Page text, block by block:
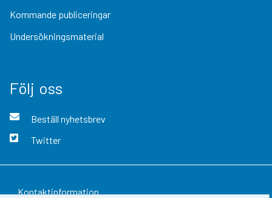
Kommande publiceringar
Undersökningsmaterial
Följ oss
Beställ nyhetsbrev
Twitter
Kontaktinformation